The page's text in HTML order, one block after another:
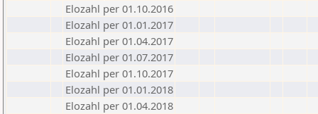
Elozahl per 01.10.2016
Elozahl per 01.01.2017
Elozahl per 01.04.2017
Elozahl per 01.07.2017
Elozahl per 01.10.2017
Elozahl per 01.01.2018
Elozahl per 01.04.2018